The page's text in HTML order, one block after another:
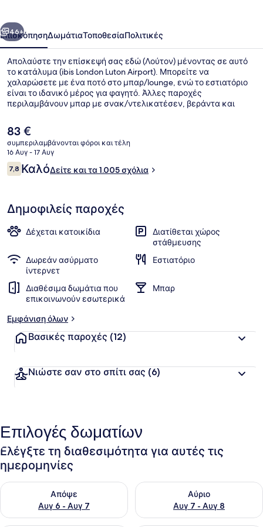
Επόμενο
46+
ΕπισκόπησηΔωμάτιαΤοποθεσίαΠολιτικές
Απολαύστε την επίσκεψή σας εδώ (Λούτον) μένοντας σε αυτό
το κατάλυμα (ibis London Luton Airport). Μπορείτε να
χαλαρώσετε με ένα ποτό στο μπαρ/lounge, ενώ το εστιατόριο
είναι το ιδανικό μέρος για φαγητό. Άλλες παροχές
περιλαμβάνουν μπαρ με σνακ/ντελικατέσεν, βεράντα και
εξυπηρετικό προσωπικό και την κοντινή του απόσταση από το
αεροδρόμιο.
Η
τρέχουσα
τιμή
είναι
83 €
83 €
συμπεριλαμβάνονται φόροι και τέλη
16 Αυγ - 17 Αυγ
Σχόλια
7,87,8 στα 10
ΚαλόΔείτε και τα 1.005 σχόλια
Δημοφιλείς παροχές
Δέχεται κατοικίδια
Διατίθεται χώρος
στάθμευσης
Δωρεάν ασύρματο
ίντερνετ
Εστιατόριο
Διαθέσιμα δωμάτια που
επικοινωνούν εσωτερικά
Μπαρ
Εμφάνιση όλων
Βασικές παροχές (12)
Νιώστε σαν στο σπίτι σας (6)
Επιλογές δωματίων
Ελέγξτε τη διαθεσιμότητα για αυτές τις
ημερομηνίες
Απόψε
Αυγ 6 - Αυγ 7
Έλεγχος διαθεσιμότητας για απόψε Αυγ 6 - Αυγ 7
Αύριο
Αυγ 7 - Αυγ 8
Έλεγχος διαθεσιμότητας